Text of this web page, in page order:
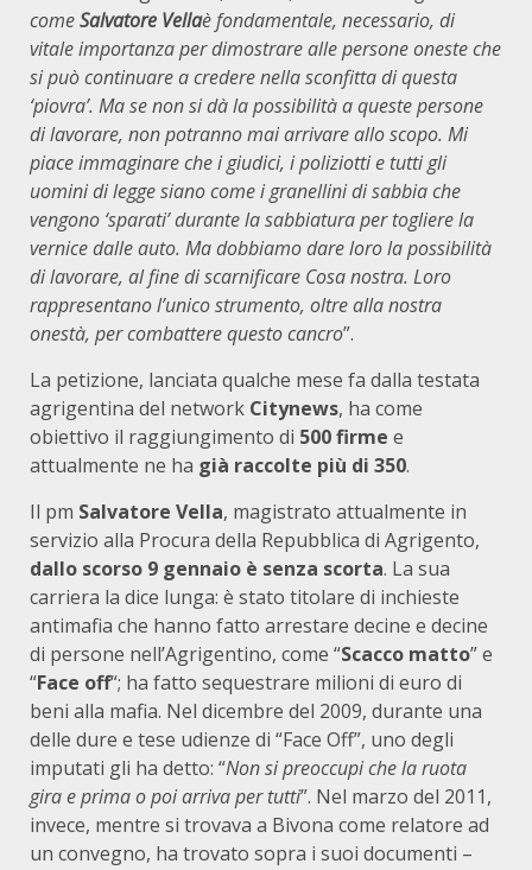
comeSalvatore Vellaè fondamentale, necessario, di
vitale importanza per dimostrare alle persone oneste che
si può continuare a credere nella sconfitta di questa
‘piovra’. Ma se non si dà la possibilità a queste persone
di lavorare, non potranno mai arrivare allo scopo. Mi
piace immaginare che i giudici, i poliziotti e tutti gli
uomini di legge siano come i granellini di sabbia che
vengono ‘sparati’ durante la sabbiatura per togliere la
vernice dalle auto. Ma dobbiamo dare loro la possibilità
di lavorare, al fine di scarnificare Cosa nostra. Loro
rappresentano l’unico strumento, oltre alla nostra
onestà, per combattere questo cancro”.
La petizione, lanciata qualche mese fa dalla testata
agrigentina del network Citynews, ha come
obiettivo il raggiungimento di 500 firme e
attualmente ne ha già raccolte più di 350.
Il pm Salvatore Vella, magistrato attualmente in
servizio alla Procura della Repubblica di Agrigento,
dallo scorso 9 gennaio è senza scorta. La sua
carriera la dice lunga: è stato titolare di inchieste
antimafia che hanno fatto arrestare decine e decine
di persone nell’Agrigentino, come “Scacco matto” e
“Face off“; ha fatto sequestrare milioni di euro di
beni alla mafia. Nel dicembre del 2009, durante una
delle dure e tese udienze di “Face Off”, uno degli
imputati gli ha detto: “Non si preoccupi che la ruota
gira e prima o poi arriva per tutti”. Nel marzo del 2011,
invece, mentre si trovava a Bivona come relatore ad
un convegno, ha trovato sopra i suoi documenti –